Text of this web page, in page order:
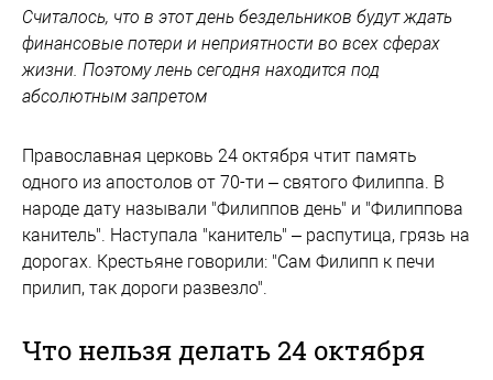
Считалось, что в этот день бездельников будут ждать
финансовые потери и неприятности во всех сферах
жизни. Поэтому лень сегодня находится под
абсолютным запретом
Православная церковь 24 октября чтит память
одного из апостолов от 70-ти – святого Филиппа. В
народе дату называли "Филиппов день" и "Филиппова
канитель". Наступала "канитель" – распутица, грязь на
дорогах. Крестьяне говорили: "Сам Филипп к печи
прилип, так дороги развезло".
Что нельзя делать 24 октября